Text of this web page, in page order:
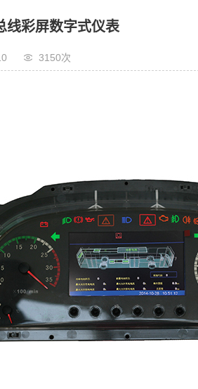
线彩屏数字式仪表
3150次